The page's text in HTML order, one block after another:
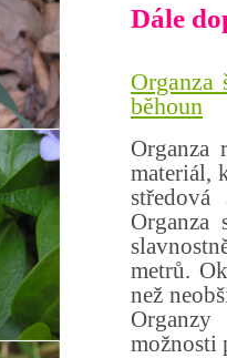
Dále
Organza
běhoun
materiál,
Organza
metrů.
než
možnosti